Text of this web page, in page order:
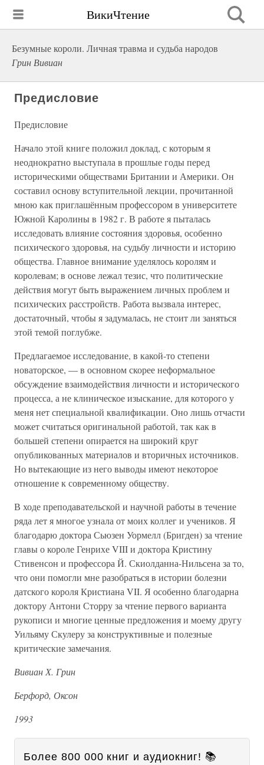
ВикиЧтение
Безумные короли. Личная травма и судьба народов
Грин Вивиан
Предисловие
Предисловие
Начало этой книге положил доклад, с которым я
неоднократно выступала в прошлые годы перед
историческими обществами Британии и Америки. Он
составил основу вступительной лекции, прочитанной
мною как приглашённым профессором в университете
Южной Каролины в 1982 г. В работе я пыталась
исследовать влияние состояния здоровья, особенно
психического здоровья, на судьбу личности и историю
общества. Главное внимание уделялось королям и
королевам; в основе лежал тезис, что политические
действия могут быть выражением личных проблем и
психических расстройств. Работа вызвала интерес,
достаточный, чтобы я задумалась, не стоит ли заняться
этой темой поглубже.
Предлагаемое исследование, в какой-то степени
новаторское, — в основном скорее неформальное
обсуждение взаимодействия личности и исторического
процесса, а не клиническое изыскание, для которого у
меня нет специальной квалификации. Оно лишь отчасти
может считаться оригинальной работой, так как в
большей степени опирается на широкий круг
опубликованных материалов и вторичных источников.
Но вытекающие из него выводы имеют некоторое
отношение к современному обществу.
В ходе преподавательской и научной работы в течение
ряда лет я многое узнала от моих коллег и учеников. Я
благодарю доктора Сьюзен Уормелл (Бригден) за чтение
главы о короле Генрихе VIII и доктора Кристину
Стивенсон и профессора Й. Скиолданна-Нильсена за то,
что они помогли мне разобраться в истории болезни
датского короля Кристиана VII. Я особенно благодарна
доктору Антони Сторру за чтение первого варианта
рукописи и многие ценные предложения и моему другу
Уильяму Скулеру за конструктивные и полезные
критические замечания.
Вивиан Х. Грин
Берфорд, Оксон
1993
Более 800 000 книг и аудиокниг! 📚